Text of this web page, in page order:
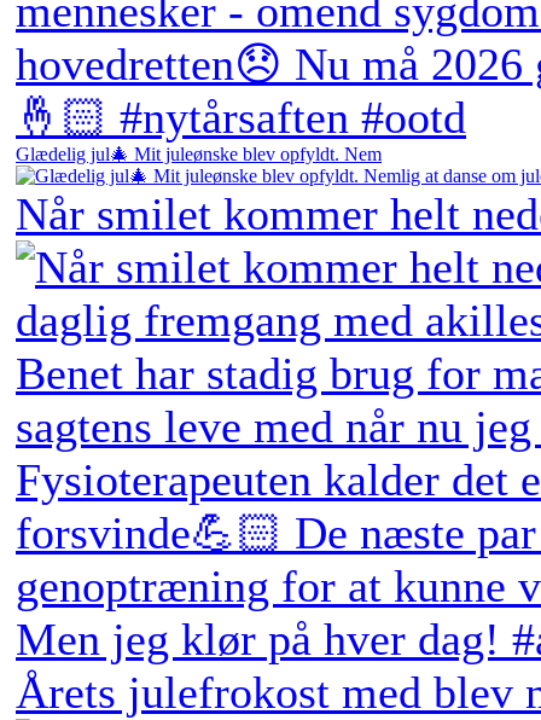
Glædelig jul🎄 Mit juleønske blev opfyldt. Nem
Når smilet kommer helt
Årets julefrokost med blev